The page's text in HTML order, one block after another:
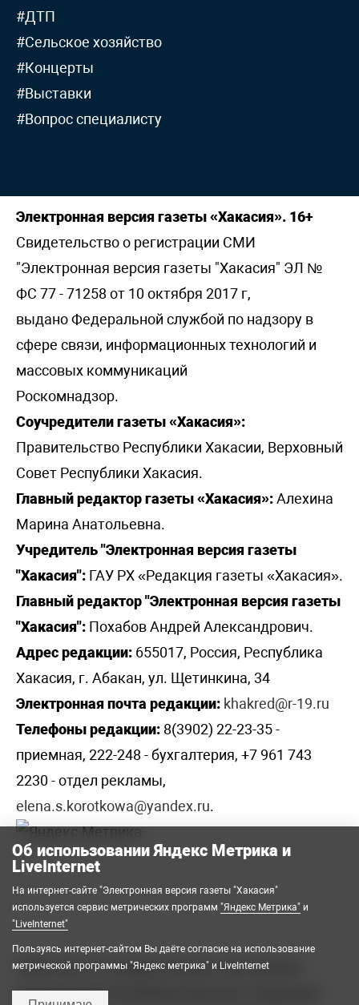
#ДТП
#Сельское хозяйство
#Концерты
#Выставки
#Вопрос специалисту
Электронная версия газеты «Хакасия». 16+
Свидетельство о регистрации СМИ
"Электронная версия газеты "Хакасия" ЭЛ №
ФС 77 - 71258 от 10 октября 2017 г,
выдано Федеральной службой по надзору в
сфере связи, информационных технологий и
массовых коммуникаций
Роскомнадзор.
Соучредители газеты «Хакасия»:
Правительство Республики Хакасии, Верховный
Совет Республики Хакасия.
Главный редактор газеты «Хакасия»:Алехина
Марина Анатольевна.
Учредитель "Электронная версия газеты
"Хакасия": ГАУ РХ «Редакция газеты «Хакасия».
Главный редактор "Электронная версия газеты
"Хакасия": Похабов Андрей Александрович.
Адрес редакции: 655017, Россия, Республика
Хакасия, г. Абакан, ул. Щетинкина, 34
Электронная почта редакции: khakred@r-19.ru
Телефоны редакции: 8(3902) 22-23-35 -
приемная, 222-248 - бухгалтерия, +7 961 743
2230 - отдел рекламы,
elena.s.korotkowa@yandex.ru.
2008-2026 © Государственное автономное
учреждение Республики Хакасия «Редакция
Об использовании Яндекс Метрика и
LiveInternet
На интернет-сайте "Электронная версия газеты "Хакасия"
используется сервис метрических программ "Яндекс Метрика" и
"LiveInternet"
Пользуясь интернет-сайтом Вы даёте согласие на использование
метрической программы "Яндекс метрика" и LiveInternet